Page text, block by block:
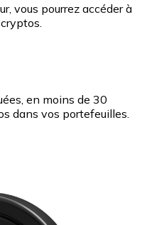
vous pourrez accéder à
en moins de 30
dans vos portefeuilles.